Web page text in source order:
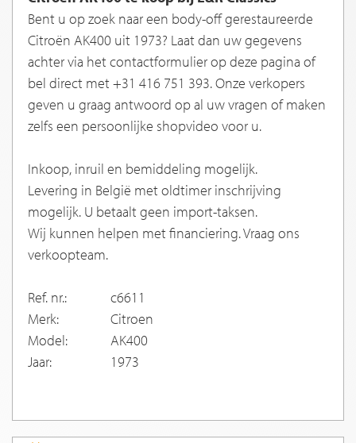
Bent u op zoek naar een body-off gerestaureerde
Citroën AK400 uit 1973? Laat dan uw gegevens
achter via het contactformulier op deze pagina of
bel direct met +31 416 751 393. Onze verkopers
geven u graag antwoord op al uw vragen of maken
zelfs een persoonlijke shopvideo voor u.
Inkoop, inruil en bemiddeling mogelijk.
Levering in België met oldtimer inschrijving
mogelijk. U betaalt geen import-taksen.
Wij kunnen helpen met financiering. Vraag ons
verkoopteam.
Ref. nr.:
c6611
Merk:
Citroen
Model:
AK400
Jaar:
1973